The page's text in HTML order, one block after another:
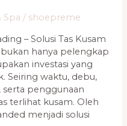
Spa / shoepreme
– Solusi Tas Kusam
hanya pelengkap
investasi yang
Seiring waktu, debu,
serta penggunaan
terlihat kusam. Oleh
menjadi solusi